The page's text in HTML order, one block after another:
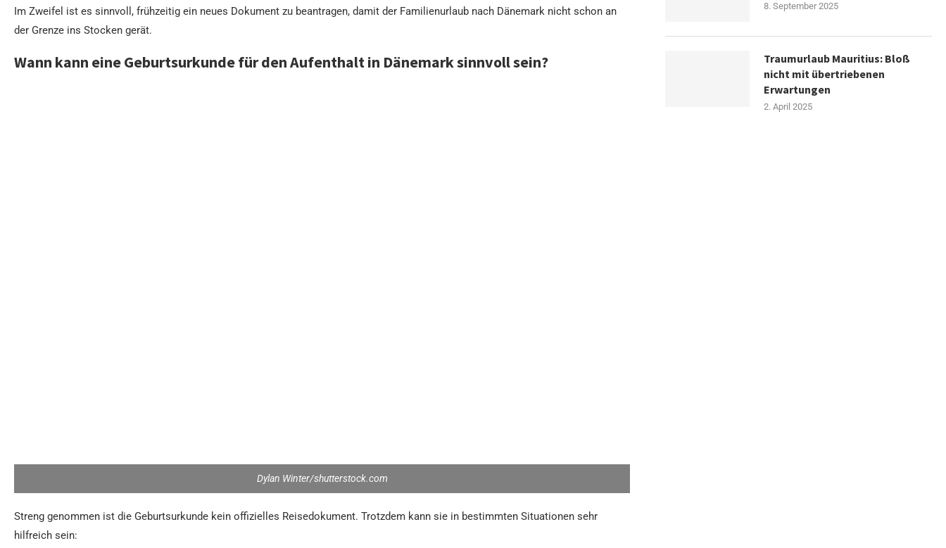
Im Zweifel ist es sinnvoll, frühzeitig ein neues Dokument zu beantragen, damit der Familienurlaub nach Dänemark nicht schon an
der Grenze ins Stocken gerät.
Wann kann eine Geburtsurkunde für den Aufenthalt in Dänemark sinnvoll sein?
Dylan Winter/shutterstock.com
Streng genommen ist die Geburtsurkunde kein offizielles Reisedokument. Trotzdem kann sie in bestimmten Situationen sehr
hilfreich sein:
8. September 2025
Traumurlaub Mauritius: Bloß
nicht mit übertriebenen
Erwartungen
2. April 2025